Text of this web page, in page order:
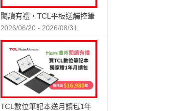
閱讀有禮，TCL平板送觸控筆
2026/06/20 - 2026/08/31
TCL數位筆記本送月讀包1年